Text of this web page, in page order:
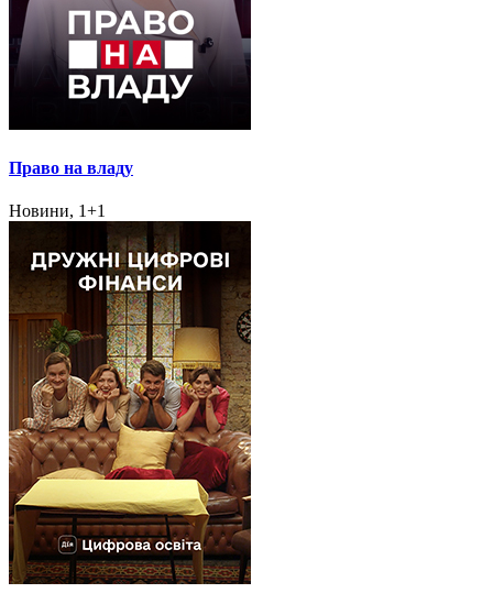
Право на владу
Новини, 1+1